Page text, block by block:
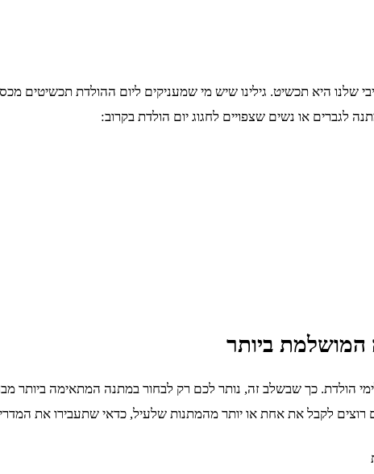
היא תכשיט. גילינו שיש מי שמעניקים ליום ההולדת תכשיטים
לגברים או נשים שצפויים לחגוג יום הולדת בקרוב:
ביותר
מעניקים לימי הולדת. כך שבשלב זה, נותר לכם רק לבחור במתנה
לקבל את אחת או יותר מהמתנות שלעיל, כדאי שתעבירו את